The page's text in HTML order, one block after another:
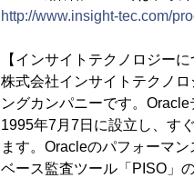
http://www.insight-tec.com/
【インサイトテクノロジーに
株式会社インサイトテクノ
ングカンパニーです。
1995年7月7日に設立し、す
ます。Oracleのパフォーマ
ベース監査ツール「PISO」